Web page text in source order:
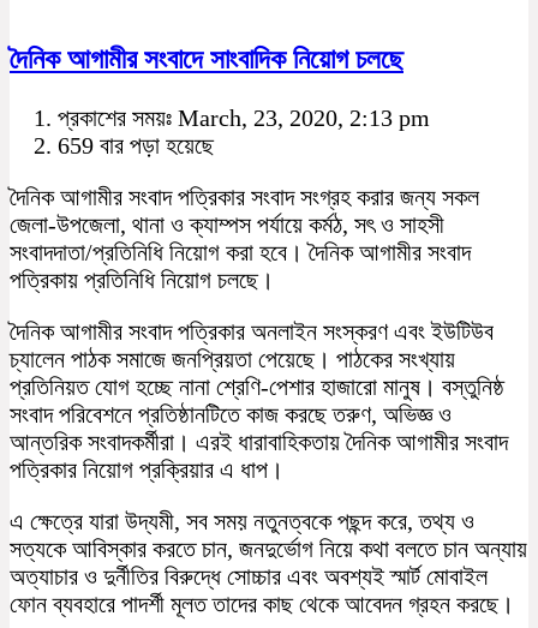
দৈনিক আগামীর সংবাদে সাংবাদিক নিয়োগ চলছে
প্রকাশের সময়ঃ March, 23, 2020, 2:13 pm
659 বার পড়া হয়েছে
দৈনিক আগামীর সংবাদ পত্রিকার সংবাদ সংগ্রহ করার জন্য সকল
জেলা-উপজেলা, থানা ও ক্যাম্পস পর্যায়ে কর্মঠ, সৎ ও সাহসী
সংবাদদাতা/প্রতিনিধি নিয়োগ করা হবে। দৈনিক আগামীর সংবাদ
পত্রিকায় প্রতিনিধি নিয়োগ চলছে।
দৈনিক আগামীর সংবাদ পত্রিকার অনলাইন সংস্করণ এবং ইউটিউব
চ্যালেন পাঠক সমাজে জনপ্রিয়তা পেয়েছে। পাঠকের সংখ্যায়
প্রতিনিয়ত যোগ হচ্ছে নানা শ্রেণি-পেশার হাজারো মানুষ। বস্তুনিষ্ঠ
সংবাদ পরিবেশনে প্রতিষ্ঠানটিতে কাজ করছে তরুণ, অভিজ্ঞ ও
আন্তরিক সংবাদকর্মীরা। এরই ধারাবাহিকতায় দৈনিক আগামীর সংবাদ
পত্রিকার নিয়োগ প্রক্রিয়ার এ ধাপ।
এ ক্ষেত্রে যারা উদ্যমী, সব সময় নতুনত্বকে পছন্দ করে, তথ্য ও
সত্যকে আবিস্কার করতে চান, জনদুর্ভোগ নিয়ে কথা বলতে চান অন্যায়
অত্যাচার ও দুর্নীতির বিরুদ্ধে সোচ্চার এবং অবশ্যই স্মার্ট মোবাইল
ফোন ব্যবহারে পাদর্শী মূলত তাদের কাছ থেকে আবেদন গ্রহন করছে।